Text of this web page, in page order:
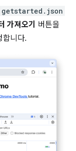
getstarted.json
가져오기
버튼을
합니다.